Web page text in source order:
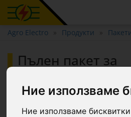
Ние използваме
Ние използваме
Agro Electro Продукти
Пълен пакет за
джаула, със